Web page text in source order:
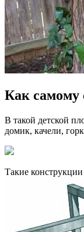
Как самому
В такой детской
домик, качели,
Такие